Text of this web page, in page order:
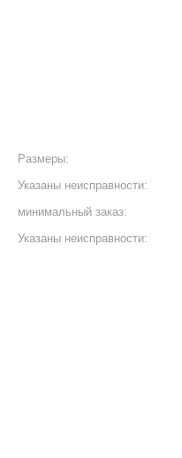
Размеры:
Указаны неисправности:
минимальный заказ:
Указаны неисправности: